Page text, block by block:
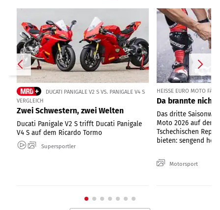
DUCATI PANIGALE V2 S VS. PANIGALE V4 S
VERGLEICH
Zwei Schwestern, zwei Welten
Ducati Panigale V2 S trifft Ducati Panigale
V4 S auf dem Ricardo Tormo
Supersportler
HEISSE EURO MOTO
Da brannte nicht
Das dritte
Moto 2026 auf dem
Tschechischen
bieten: sengend
Motorsport